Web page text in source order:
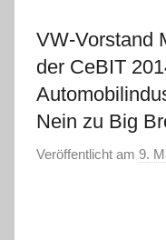
VW-Vorstand
der CeBIT
Nein zu Big
Veröffentlicht am 9.